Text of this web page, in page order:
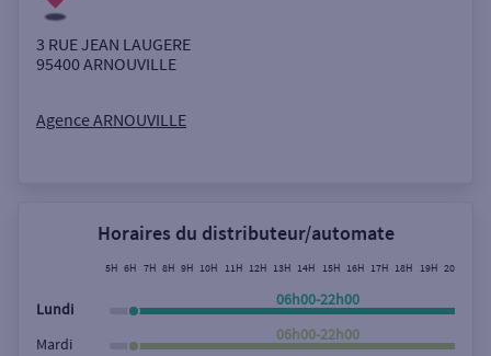
Rechercher
3 RUE JEAN LAUGERE
95400ARNOUVILLE
Agence ARNOUVILLE
Horaires du distributeur/automate
5H 6H 7H 8H 9H 10H 11H 12H 13H 14H 15H 16H 17H 18H 19H 20H
Lundi
06h00-22h00
Mardi
06h00-22h00